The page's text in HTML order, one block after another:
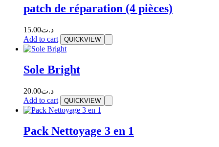
patch de réparation (4 pièces)
د.ت15.00
Add to cart
QUICKVIEW
Sole Bright
د.ت20.00
Add to cart
QUICKVIEW
Pack Nettoyage 3 en 1